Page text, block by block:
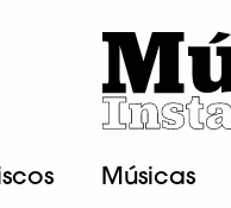
Músicas